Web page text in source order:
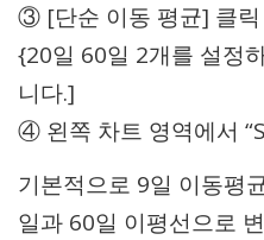
③ [단순 이동 평균] 클
{20일 60일 2개를 설정
니다.]
④ 왼쪽 차트 영역에서
기본적으로 9일 이동평
일과 60일 이평선으로